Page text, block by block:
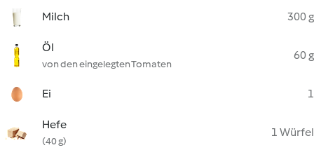
Milch 300 g
Öl
von den eingelegten Tomaten
60 g
Ei 1
Hefe
(40 g)
1 Würfel